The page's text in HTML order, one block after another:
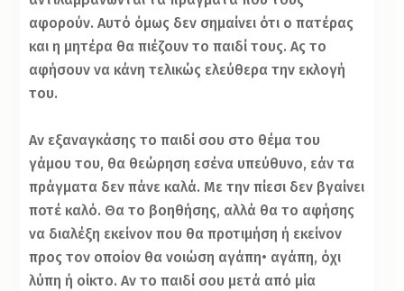
αφορούν. Αυτό όμως δεν σημαίνει ότι ο πατέρας
και η μητέρα θα πιέζουν το παιδί τους. Ας το
αφήσουν να κάνη τελικώς ελεύθερα την εκλογή
του.
Αν εξαναγκάσης το παιδί σου στο θέμα του
γάμου του, θα θεώρηση εσένα υπεύθυνο, εάν τα
πράγματα δεν πάνε καλά. Με την πίεσι δεν βγαίνει
ποτέ καλό. Θα το βοηθήσης, αλλά θα το αφήσης
να διαλέξη εκείνον που θα προτιμήση ή εκείνον
προς τον οποίον θα νοιώση αγάπη• αγάπη, όχι
λύπη ή οίκτο. Αν το παιδί σου μετά από μία